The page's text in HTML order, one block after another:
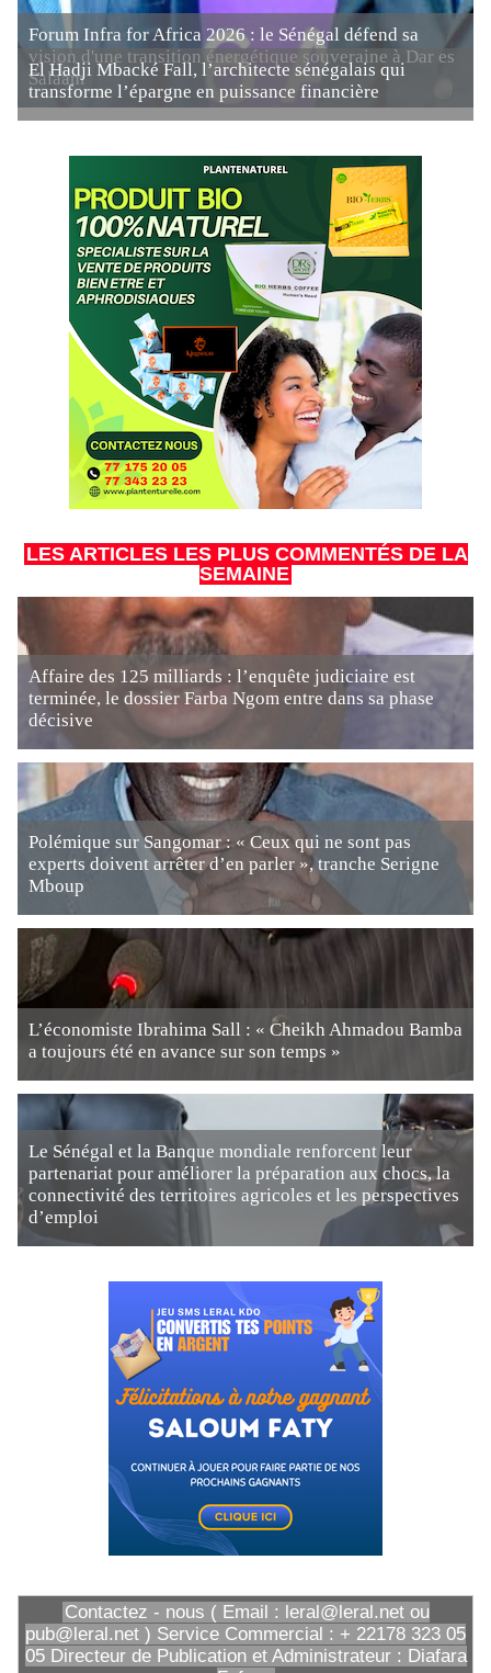
Forum Infra for Africa 2026 : le Sénégal défend sa
vision d'une transition énergétique souveraine à Dar es
Salaam
El Hadji Mbacké Fall, l’architecte sénégalais qui
transforme l’épargne en puissance financière
LES ARTICLES LES PLUS COMMENTÉS DE LA
SEMAINE
Affaire des 125 milliards : l’enquête judiciaire est
terminée, le dossier Farba Ngom entre dans sa phase
décisive
Polémique sur Sangomar : « Ceux qui ne sont pas
experts doivent arrêter d’en parler », tranche Serigne
Mboup
L’économiste Ibrahima Sall : « Cheikh Ahmadou Bamba
a toujours été en avance sur son temps »
Le Sénégal et la Banque mondiale renforcent leur
partenariat pour améliorer la préparation aux chocs, la
connectivité des territoires agricoles et les perspectives
d’emploi
Contactez - nous ( Email : leral@leral.net ou
pub@leral.net ) Service Commercial : + 22178 323 05
05 Directeur de Publication et Administrateur : Diafara